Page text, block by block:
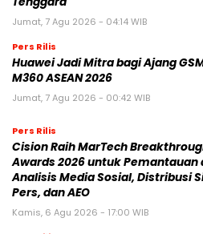
Jumat, 7 Agu 2026 - 04:14 WIB
Pers Rilis
Huawei Jadi Mitra bagi Ajang
M360 ASEAN 2026
Jumat, 7 Agu 2026 - 00:42 WIB
Pers Rilis
Cision Raih MarTech
Awards 2026 untuk Pemantauan
Analisis Media Sosial, Distribusi
Pers, dan AEO
Kamis, 6 Agu 2026 - 17:00 WIB